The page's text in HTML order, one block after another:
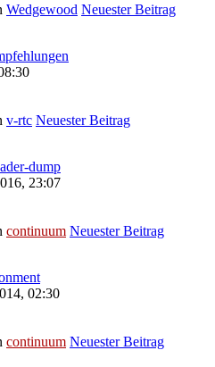
Wedgewood Neuester Beitrag
v-rtc Neuester Beitrag
dump
23:07
continuum Neuester Beitrag
02:30
continuum Neuester Beitrag